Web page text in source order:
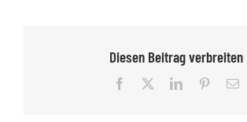
Diesen Beitrag verbreiten
Facebook LinkedInPinterest
E-